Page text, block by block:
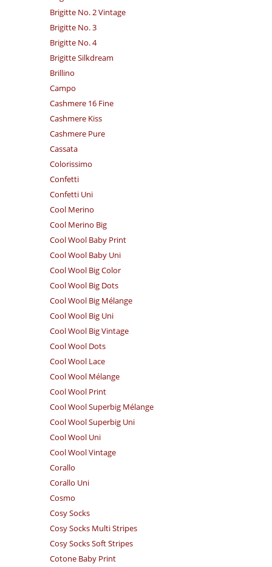
Brigitte No. 2 Vintage
Brigitte No. 3
Brigitte No. 4
Brigitte Silkdream
Brillino
Campo
Cashmere 16 Fine
Cashmere Kiss
Cashmere Pure
Cassata
Colorissimo
Confetti
Confetti Uni
Cool Merino
Cool Merino Big
Cool Wool Baby Print
Cool Wool Baby Uni
Cool Wool Big Color
Cool Wool Big Dots
Cool Wool Big Mélange
Cool Wool Big Uni
Cool Wool Big Vintage
Cool Wool Dots
Cool Wool Lace
Cool Wool Mélange
Cool Wool Print
Cool Wool Superbig Mélange
Cool Wool Superbig Uni
Cool Wool Uni
Cool Wool Vintage
Corallo
Corallo Uni
Cosmo
Cosy Socks
Cosy Socks Multi Stripes
Cosy Socks Soft Stripes
Cotone Baby Print